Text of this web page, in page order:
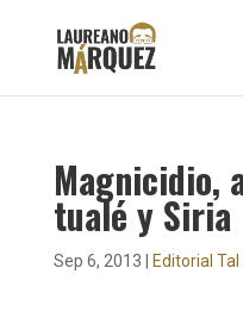
Magnicidio,
tualé y Siria
Sep 6, 2013 Editorial Tal